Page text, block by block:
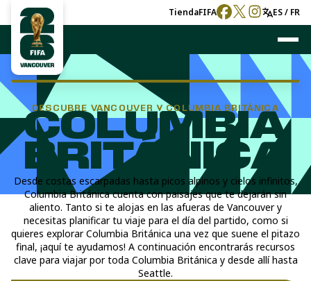
TiendaFIFA ES / FR
DESCUBRE VANCOUVER Y COLUMBIA BRITÁNICA
COLUMBIA
BRITÁNICA
Desde costas escarpadas hasta picos alpinos y cielos infinitos,
Columbia Británica cuenta con paisajes que te dejarán sin
aliento. Tanto si te alojas en las afueras de Vancouver y
necesitas planificar tu viaje para el día del partido, como si
quieres explorar Columbia Británica una vez que suene el pitazo
final, ¡aquí te ayudamos! A continuación encontrarás recursos
clave para viajar por toda Columbia Británica y desde allí hasta
Seattle.